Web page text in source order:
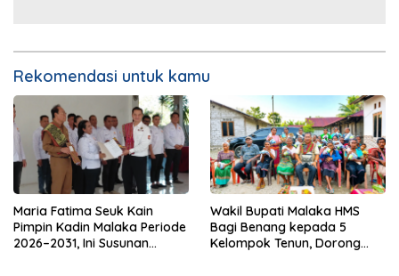
Rekomendasi untuk kamu
Maria Fatima Seuk Kain
Pimpin Kadin Malaka Periode
2026–2031, Ini Susunan
Wakil Bupati Malaka HMS
Bagi Benang kepada 5
Kelompok Tenun, Dorong